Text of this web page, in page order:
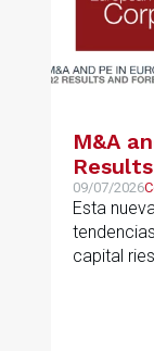
M&A
09/07/2026
Esta
capital